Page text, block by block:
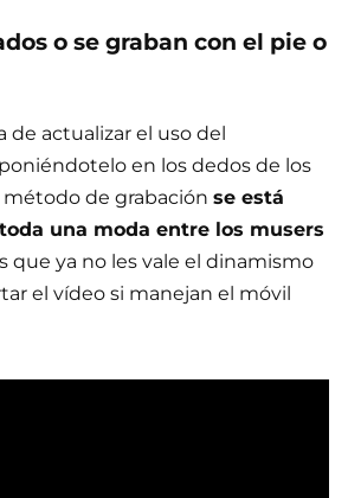
o se graban con el pie o
de actualizar el uso del
en los dedos de los
de grabación se está
una moda entre los musers
que ya no les vale el dinamismo
el vídeo si manejan el móvil